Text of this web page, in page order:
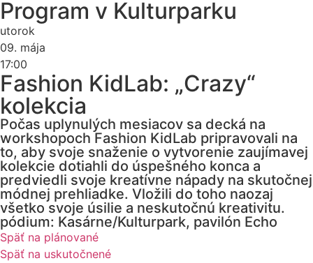
Program v Kulturparku
utorok
09. mája
17:00
Fashion KidLab: „Crazy“
kolekcia
Počas uplynulých mesiacov sa decká na
workshopoch Fashion KidLab pripravovali na
to, aby svoje snaženie o vytvorenie zaujímavej
kolekcie dotiahli do úspešného konca a
predviedli svoje kreatívne nápady na skutočnej
módnej prehliadke. Vložili do toho naozaj
všetko svoje úsilie a neskutočnú kreativitu.
pódium: Kasárne/Kulturpark, pavilón Echo
Späť na plánované
Späť na uskutočnené